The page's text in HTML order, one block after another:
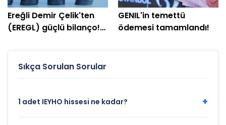
Ereğli Demir Çelik'ten
(EREGL) güçlü bilanço!
GENIL'in temettü
ödemesi tamamlandı!
Sıkça Sorulan Sorular
1 adet IEYHO hissesi ne kadar? +